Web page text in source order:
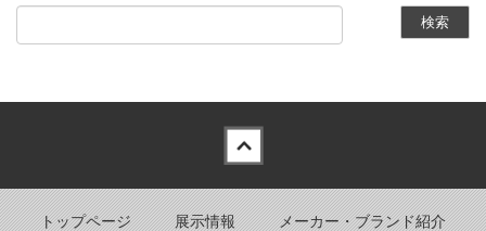
トップページ 展示情報 メーカー・ブランド紹介
Back to top